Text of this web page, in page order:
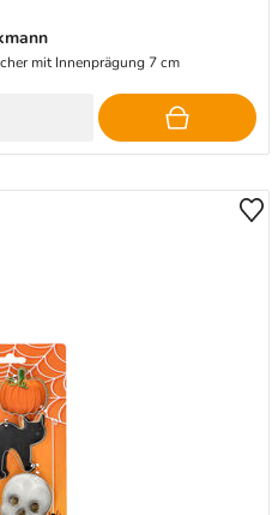
mit Innenprägung 7 cm